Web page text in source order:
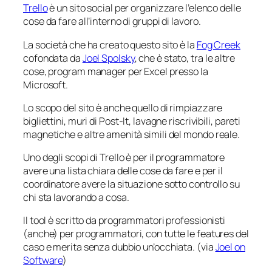
Trelloè un sitosocial per organizzare l’elenco delle
cose da fare all’interno di gruppi di lavoro.
La società che ha creato questo sito è la Fog Creek
cofondata daJoel Spolsky, che è stato, tra le altre
cose, program manager per Excel presso la
Microsoft.
Lo scopo del sito è anche quello di rimpiazzare
bigliettini, muri di Post-It, lavagne riscrivibili, pareti
magnetiche e altre amenità simili del mondo reale.
Uno degli scopi di Trello è per il programmatore
avere una lista chiara delle cose da fare e per il
coordinatore avere la situazione sotto controllo su
chi sta lavorando a cosa.
Il tool è scritto da programmatori professionisti
(anche) per programmatori, con tutte le features del
caso e merita senza dubbio un’occhiata. (viaJoel on
Software)